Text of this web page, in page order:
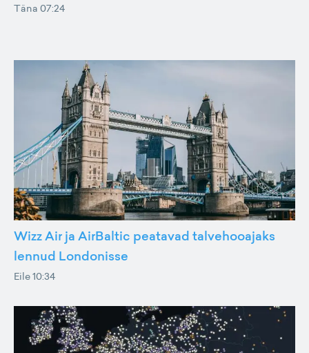
Täna 07:24
Wizz Air ja AirBaltic peatavad talvehooajaks
lennud Londonisse
Eile 10:34